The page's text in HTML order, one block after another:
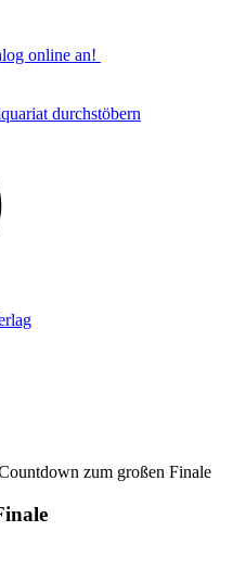
online an!
durchstöbern
zum großen Finale